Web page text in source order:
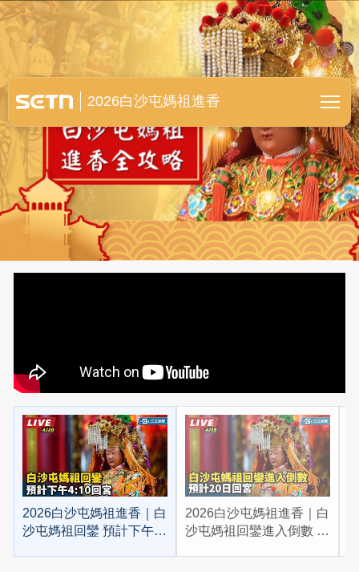
白沙屯媽祖進香全紀錄
2026白沙屯媽祖進香
2026白沙屯媽祖進香｜白
沙屯媽祖回鑾 預計下午
2026白沙屯媽祖進香｜白
沙屯媽祖回鑾進入倒數 預